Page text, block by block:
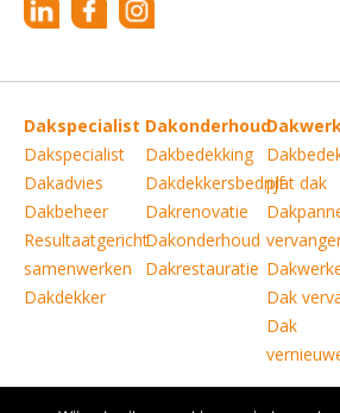
Dakspecialist
Dakspecialist
Dakadvies
Dakbeheer
Resultaatgericht
samenwerken
Dakdekker
Dakonderhoud
Dakbedekking
Dakdekkersbedrijf
Dakrenovatie
Dakonderhoud
Dakrestauratie
plat dak
Dak
Dak